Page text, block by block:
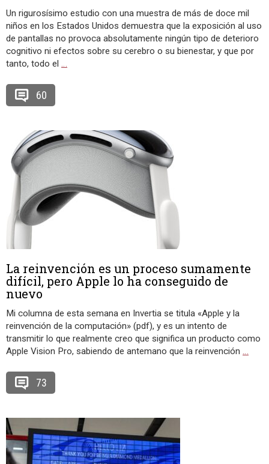
Un rigurosísimo estudio con una muestra de más de doce mil
niños en los Estados Unidos demuestra que la exposición al uso
de pantallas no provoca absolutamente ningún tipo de deterioro
cognitivo ni efectos sobre su cerebro o su bienestar, y que por
tanto, todo el …
60
La reinvención es un proceso sumamente
difícil, pero Apple lo ha conseguido de
nuevo
Mi columna de esta semana en Invertia se titula «Apple y la
reinvención de la computación» (pdf), y es un intento de
transmitir lo que realmente creo que significa un producto como
Apple Vision Pro, sabiendo de antemano que la reinvención …
73